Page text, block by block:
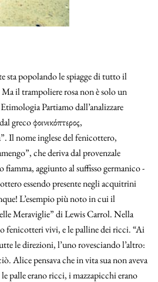
sta popolando le spiagge di tutto il
il trampoliere rosa non è solo un
Partiamo dall’analizzare
ϕοινικόπτερος,
Il nome inglese del fenicottero,
che deriva dal provenzale
fiamma, aggiunto al suffisso germanico -
essendo presente negli acquitrini
L’esempio più noto in cui il
Meraviglie” di Lewis Carrol. Nella
fenicotteri vivi, e le palline dei ricci. “Ai
le direzioni, l’uno rovesciando l’altro:
Alice pensava che in vita sua non aveva
palle erano ricci, i mazzapicchi erano